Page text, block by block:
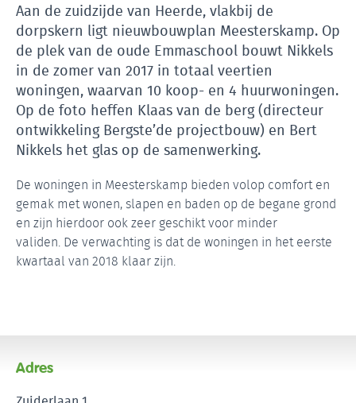
Aan de zuidzijde van Heerde, vlakbij de
dorpskern ligt nieuwbouwplan Meesterskamp. Op
de plek van de oude Emmaschool bouwt Nikkels
in de zomer van 2017 in totaal veertien
woningen, waarvan 10 koop- en 4 huurwoningen.
Op de foto heffen Klaas van de berg (directeur
ontwikkeling Bergste’de projectbouw) en Bert
Nikkels het glas op de samenwerking.
De woningen in Meesterskamp bieden volop comfort en
gemak met wonen, slapen en baden op de begane grond
en zijn hierdoor ook zeer geschikt voor minder
validen. De verwachting is dat de woningen in het eerste
kwartaal van 2018 klaar zijn.
Adres